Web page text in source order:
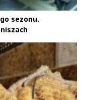
sezonu.